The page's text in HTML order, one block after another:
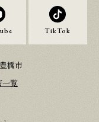
TikTok
橋市
一覧